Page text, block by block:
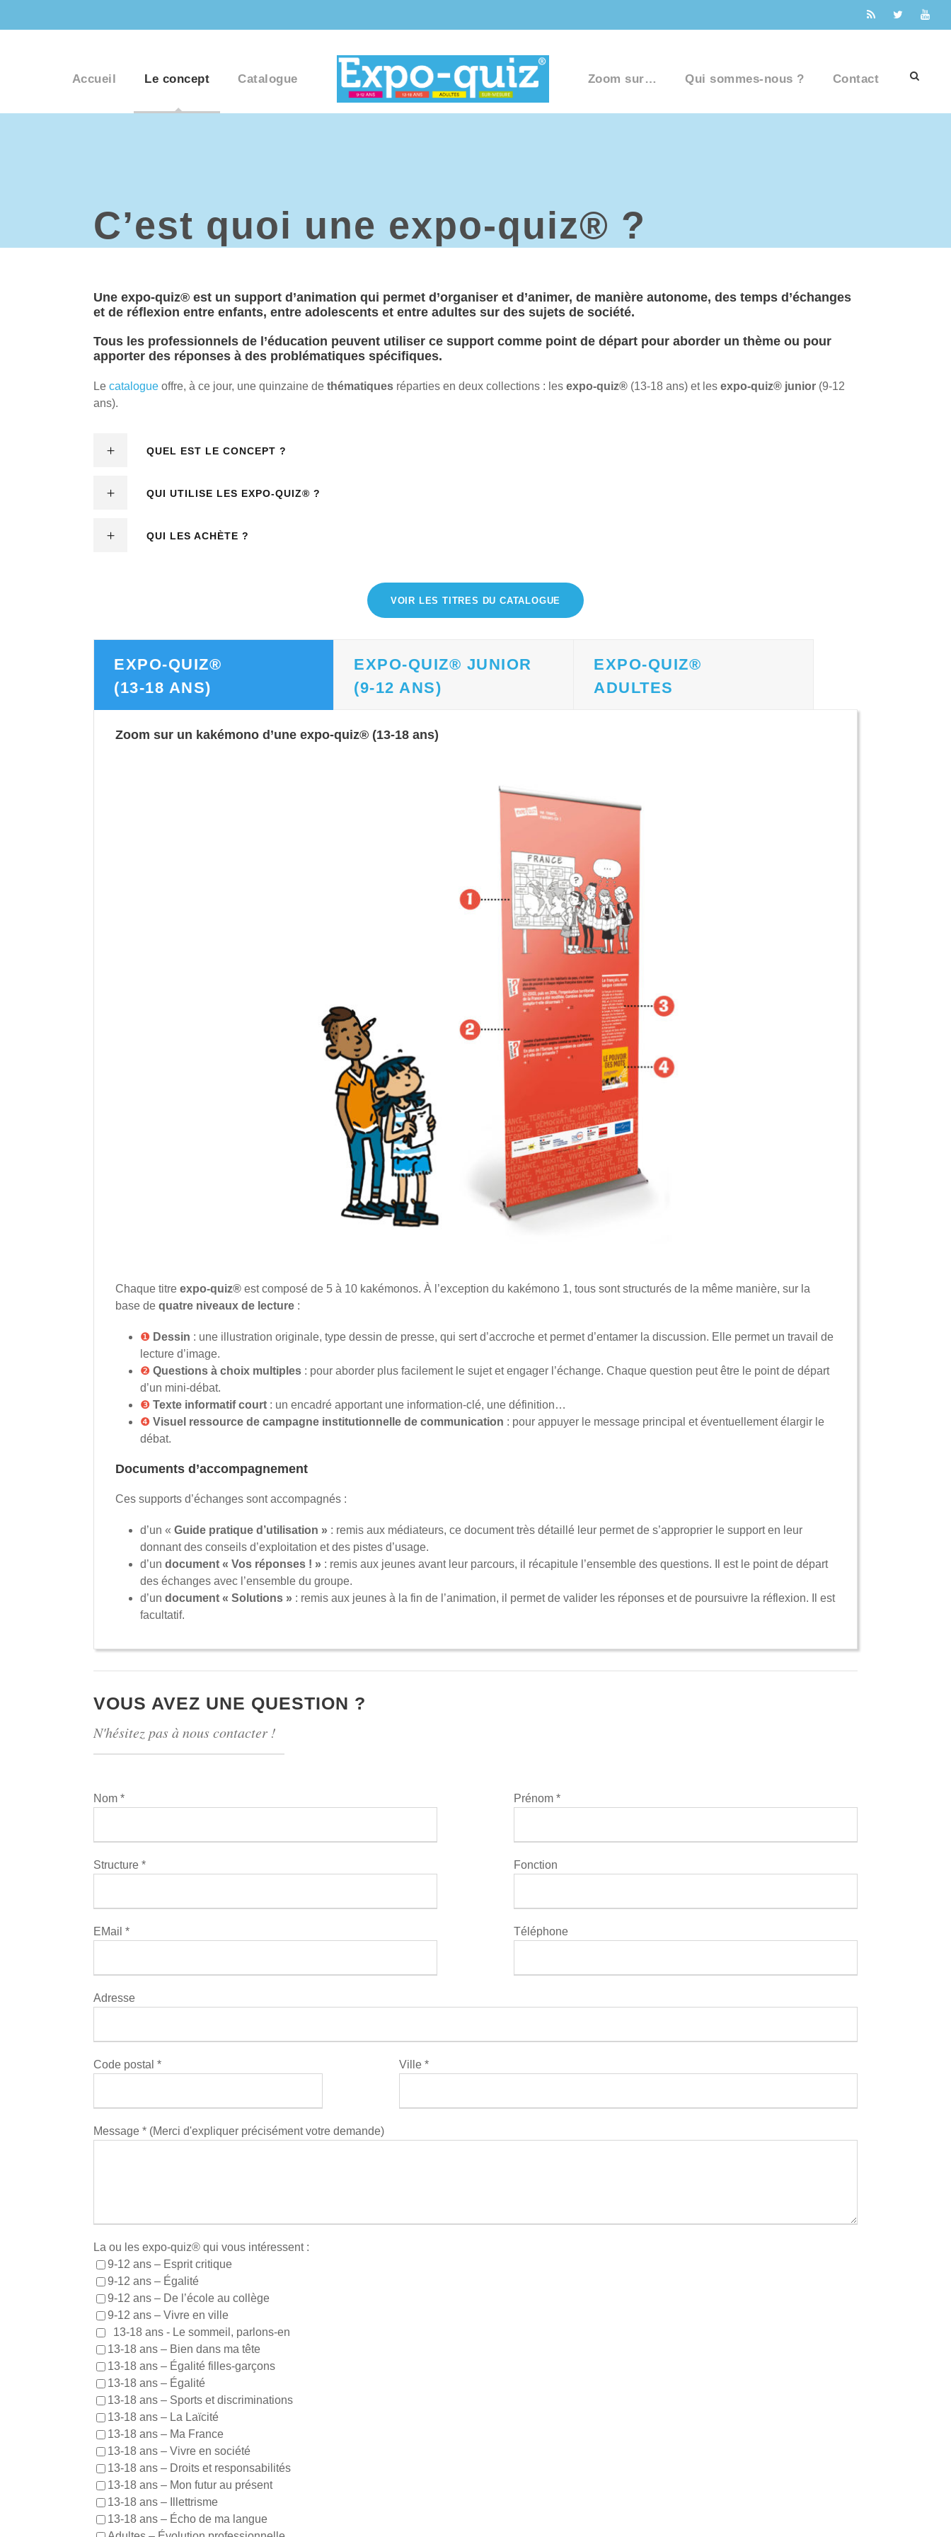
Accueil Le concept Catalogue Zoom sur… Qui sommes-nous ? Contact
C’est quoi une expo-quiz® ?
Une expo-quiz® est un support d’animation qui permet d’organiser et d’animer, de manière autonome, des temps d’échanges
et de réflexion entre enfants, entre adolescents et entre adultes sur des sujets de société.
Tous les professionnels de l’éducation peuvent utiliser ce support comme point de départ pour aborder un thème ou pour
apporter des réponses à des problématiques spécifiques.
Le catalogue offre, à ce jour, une quinzaine de thématiques réparties en deux collections : les expo-quiz® (13-18 ans) et les expo-quiz® junior (9-12
ans).
QUEL EST LE CONCEPT ?
QUI UTILISE LES EXPO-QUIZ® ?
QUI LES ACHÈTE ?
VOIR LES TITRES DU CATALOGUE
EXPO-QUIZ®
(13-18 ANS)
EXPO-QUIZ® JUNIOR
(9-12 ANS)
EXPO-QUIZ®
ADULTES
Zoom sur un kakémono d’une expo-quiz® (13-18 ans)
Chaque titre expo-quiz® est composé de 5 à 10 kakémonos. À l’exception du kakémono 1, tous sont structurés de la même manière, sur la
base de quatre niveaux de lecture :
❶ Dessin : une illustration originale, type dessin de presse, qui sert d’accroche et permet d’entamer la discussion. Elle permet un travail de
lecture d’image.
❷ Questions à choix multiples : pour aborder plus facilement le sujet et engager l’échange. Chaque question peut être le point de départ
d’un mini-débat.
❸ Texte informatif court : un encadré apportant une information-clé, une définition…
❹ Visuel ressource de campagne institutionnelle de communication : pour appuyer le message principal et éventuellement élargir le
débat.
Documents d’accompagnement
Ces supports d’échanges sont accompagnés :
d’un « Guide pratique d’utilisation » : remis aux médiateurs, ce document très détaillé leur permet de s’approprier le support en leur
donnant des conseils d’exploitation et des pistes d’usage.
d’un document « Vos réponses ! » : remis aux jeunes avant leur parcours, il récapitule l’ensemble des questions. Il est le point de départ
des échanges avec l’ensemble du groupe.
d’un document « Solutions » : remis aux jeunes à la fin de l’animation, il permet de valider les réponses et de poursuivre la réflexion. Il est
facultatif.
VOUS AVEZ UNE QUESTION ?
N'hésitez pas à nous contacter !
Nom * Prénom *
Structure * Fonction
EMail * Téléphone
Adresse
Code postal * Ville *
Message * (Merci d'expliquer précisément votre demande)
La ou les expo-quiz® qui vous intéressent :
9-12 ans – Esprit critique
9-12 ans – Égalité
9-12 ans – De l’école au collège
9-12 ans – Vivre en ville
13-18 ans - Le sommeil, parlons-en
13-18 ans – Bien dans ma tête
13-18 ans – Égalité filles-garçons
13-18 ans – Égalité
13-18 ans – Sports et discriminations
13-18 ans – La Laïcité
13-18 ans – Ma France
13-18 ans – Vivre en société
13-18 ans – Droits et responsabilités
13-18 ans – Mon futur au présent
13-18 ans – Illettrisme
13-18 ans – Écho de ma langue